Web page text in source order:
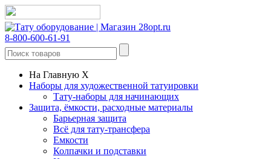
8-800-600-61-91
На Главную X
Наборы для художественной татуировки
Тату-наборы для начинающих
Защита, ёмкости, расходные материалы
Барьерная защита
Всё для тату-трансфера
Емкости
Колпачки и подставки